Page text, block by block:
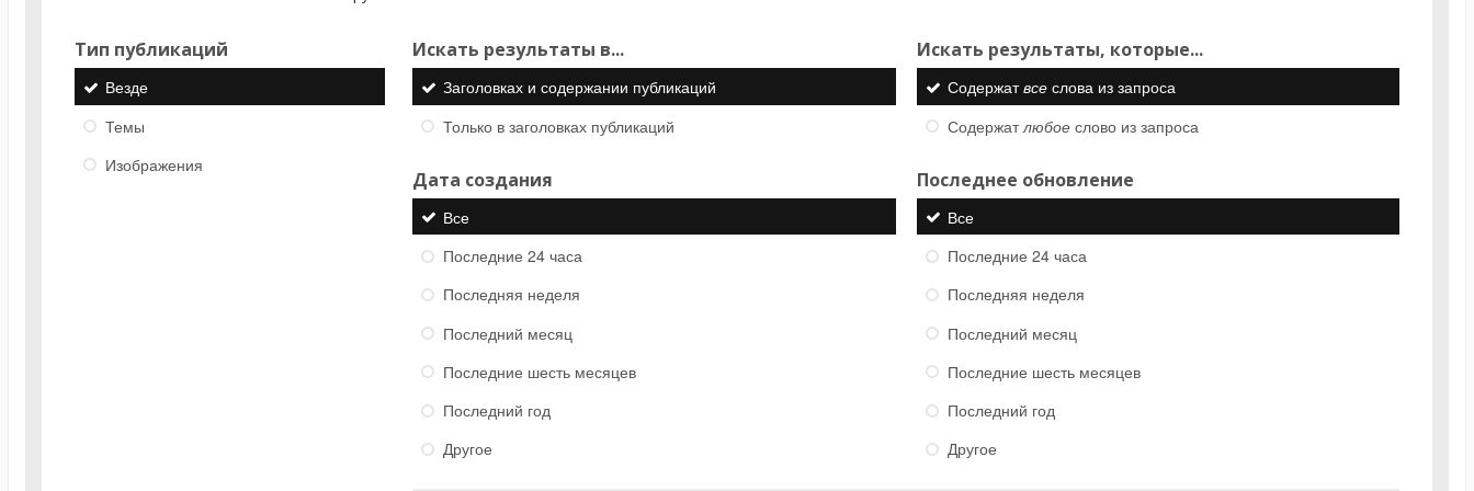
Тип публикаций
Везде
Темы
Изображения
Искать результаты в...
Заголовках и содержании публикаций
Только в заголовках публикаций
Искать результаты, которые...
Содержатвсеслова из запроса
Содержатлюбоеслово из запроса
Дата создания
Все
Последние 24 часа
Последняя неделя
Последний месяц
Последние шесть месяцев
Последний год
Другое
Последнее обновление
Все
Последние 24 часа
Последняя неделя
Последний месяц
Последние шесть месяцев
Последний год
Другое